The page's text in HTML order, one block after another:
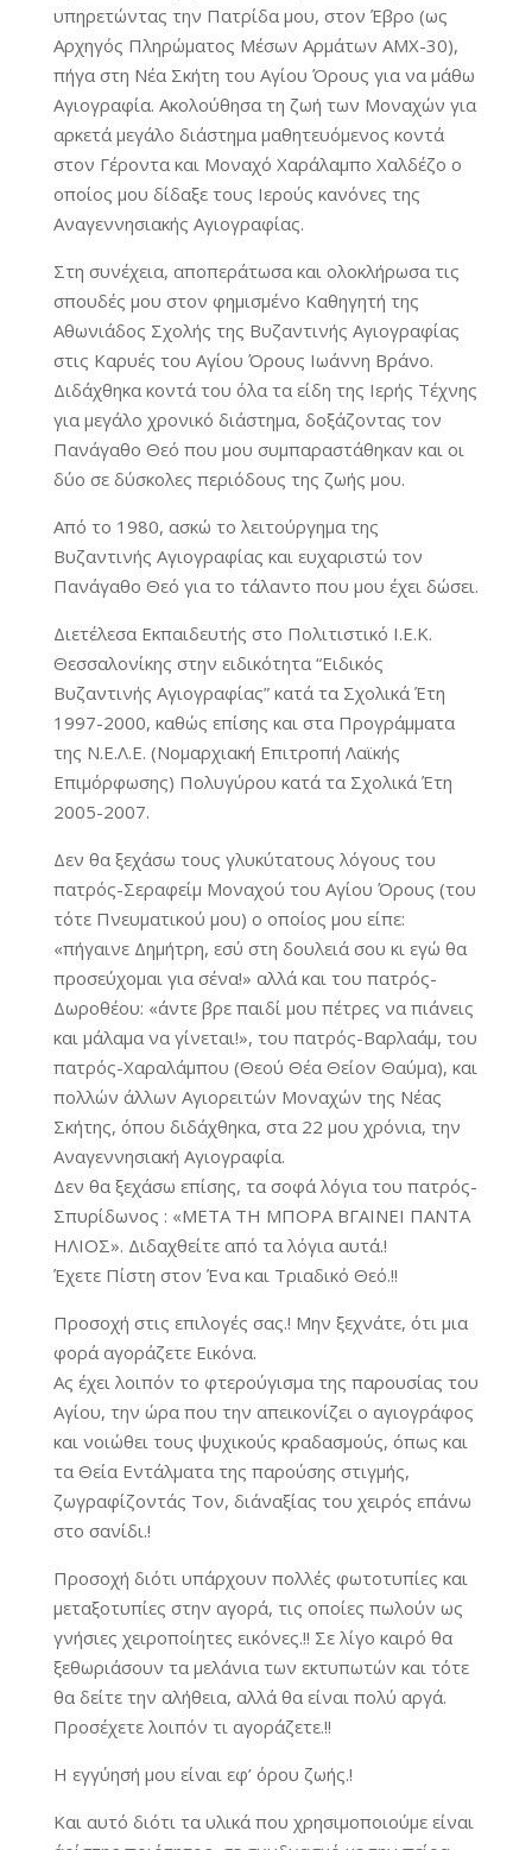
υπηρετώντας την Πατρίδα μου, στον Έβρο (ως
Αρχηγός Πληρώματος Μέσων Αρμάτων ΑΜΧ-30),
πήγα στη Νέα Σκήτη του Αγίου Όρους για να μάθω
Αγιογραφία. Ακολούθησα τη ζωή των Μοναχών για
αρκετά μεγάλο διάστημα μαθητευόμενος κοντά
στον Γέροντα και Μοναχό Χαράλαμπο Χαλδέζο ο
οποίος μου δίδαξε τους Ιερούς κανόνες της
Αναγεννησιακής Αγιογραφίας.
Στη συνέχεια, αποπεράτωσα και ολοκλήρωσα τις
σπουδές μου στον φημισμένο Καθηγητή της
Αθωνιάδος Σχολής της Βυζαντινής Αγιογραφίας
στις Καρυές του Αγίου Όρους Ιωάννη Βράνο.
Διδάχθηκα κοντά του όλα τα είδη της Ιερής Τέχνης
για μεγάλο χρονικό διάστημα, δοξάζοντας τον
Πανάγαθο Θεό που μου συμπαραστάθηκαν και οι
δύο σε δύσκολες περιόδους της ζωής μου.
Από το 1980, ασκώ το λειτούργημα της
Βυζαντινής Αγιογραφίας και ευχαριστώ τον
Πανάγαθο Θεό για το τάλαντο που μου έχει δώσει.
Διετέλεσα Εκπαιδευτής στο Πολιτιστικό Ι.Ε.Κ.
Θεσσαλονίκης στην ειδικότητα “Ειδικός
Βυζαντινής Αγιογραφίας” κατά τα Σχολικά Έτη
1997-2000, καθώς επίσης και στα Προγράμματα
της Ν.Ε.Λ.Ε. (Νομαρχιακή Επιτροπή Λαϊκής
Επιμόρφωσης) Πολυγύρου κατά τα Σχολικά Έτη
2005-2007.
Δεν θα ξεχάσω τους γλυκύτατους λόγους του
πατρός-Σεραφείμ Μοναχού του Αγίου Όρους (του
τότε Πνευματικού μου) ο οποίος μου είπε:
«πήγαινε Δημήτρη, εσύ στη δουλειά σου κι εγώ θα
προσεύχομαι για σένα!» αλλά και του πατρός-
Δωροθέου: «άντε βρε παιδί μου πέτρες να πιάνεις
και μάλαμα να γίνεται!», του πατρός-Βαρλαάμ, του
πατρός-Χαραλάμπου (Θεού Θέα Θείον Θαύμα), και
πολλών άλλων Αγιορειτών Μοναχών της Νέας
Σκήτης, όπου διδάχθηκα, στα 22 μου χρόνια, την
Αναγεννησιακή Αγιογραφία.
Δεν θα ξεχάσω επίσης, τα σοφά λόγια του πατρός-
Σπυρίδωνος : «ΜΕΤΑ ΤΗ ΜΠΟΡΑ ΒΓΑΙΝΕΙ ΠΑΝΤΑ
ΗΛΙΟΣ». Διδαχθείτε από τα λόγια αυτά.!
Έχετε Πίστη στον Ένα και Τριαδικό Θεό.!!
Προσοχή στις επιλογές σας.! Μην ξεχνάτε, ότι μια
φορά αγοράζετε Εικόνα.
Ας έχει λοιπόν το φτερούγισμα της παρουσίας του
Αγίου, την ώρα που την απεικονίζει ο αγιογράφος
και νοιώθει τους ψυχικούς κραδασμούς, όπως και
τα Θεία Εντάλματα της παρούσης στιγμής,
ζωγραφίζοντάς Τον, δι΄αναξίας του χειρός επάνω
στο σανίδι.!
Προσοχή διότι υπάρχουν πολλές φωτοτυπίες και
μεταξοτυπίες στην αγορά, τις οποίες πωλούν ως
γνήσιες χειροποίητες εικόνες.!! Σε λίγο καιρό θα
ξεθωριάσουν τα μελάνια των εκτυπωτών και τότε
θα δείτε την αλήθεια, αλλά θα είναι πολύ αργά.
Προσέχετε λοιπόν τι αγοράζετε.!!
Η εγγύησή μου είναι εφ’ όρου ζωής.!
Και αυτό διότι τα υλικά που χρησιμοποιούμε είναι